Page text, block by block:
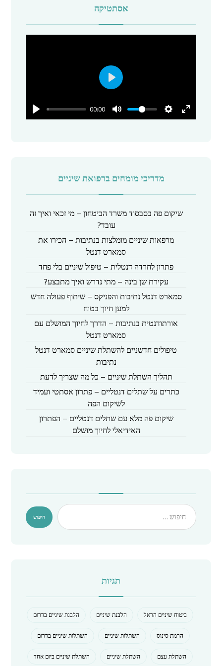
אסתטיקה
00:00
P
a
מדריכי מומחים ברפואת שיניים
שיקום פה בסבסוד משרד הביטחון – מי זכאי ואיך זה
עובד?
מרפאות שיניים מומלצות בנתיבות – הכירו את
סמארט דנטל
פתרון לחרדה דנטלית – טיפול שיניים בלי פחד
עקירת שן בינה – מתי נדרש ואיך מתבצע?
סמארט דנטל נתיבות והפניקס – שיתוף פעולה חדש
למען חיוך בטוח
אורתודנטית בנתיבות – הדרך לחיוך המושלם עם
סמארט דנטל
טיפולים חדשניים להשתלת שיניים סמארט דנטל
נתיבות
תהליך השתלת שיניים – כל מה שצריך לדעת
כתרים על שתלים דנטליים – פתרון אסתטי ועמיד
לשיקום הפה
שיקום פה מלא עם שתלים דנטליים – הפתרון
האידיאלי לחיוך מושלם
תגיות
ביטוח שיניים הראל הלבנת שיניים
הלבנת שיניים בדרום
הרמת סינוס
השתלות שיניים
השתלות שיניים בדרום
השתלת עצם
השתלת שיניים השתלת שיניים ביום אחד